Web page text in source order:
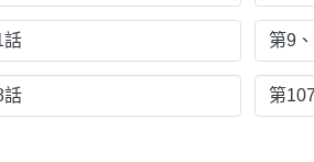
話 第9
話 第